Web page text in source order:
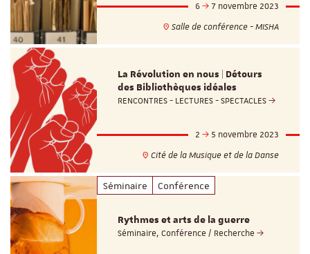
6
7 novembre 2023
Salle de conférence - MISHA
La Révolution en nous | Détours
des Bibliothèques idéales
RENCONTRES - LECTURES - SPECTACLES
2
5 novembre 2023
Cité de la Musique et de la Danse
Séminaire Conférence
Rythmes et arts de la guerre
Séminaire, Conférence / Recherche